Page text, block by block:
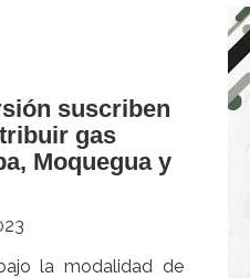
suscriben
gas
Moquegua y
la modalidad de